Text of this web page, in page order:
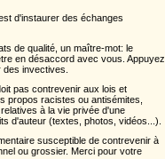
d'instaurer des échanges
de qualité, un maître-mot: le
en désaccord avec vous. Appuyez
invectives.
pas contrevenir aux lois et
propos racistes ou antisémites,
à la vie privée d'une
d'auteur (textes, photos, vidéos...).
susceptible de contrevenir à
ou grossier. Merci pour votre